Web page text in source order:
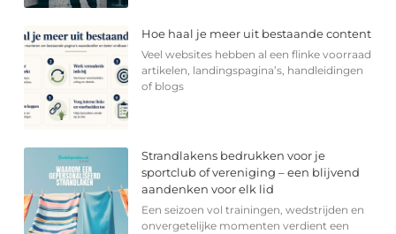
Hoe haal je meer uit bestaande content
Veel websites hebben al een flinke voorraad
artikelen, landingspagina’s, handleidingen
of blogs
Strandlakens bedrukken voor je
sportclub of vereniging – een blijvend
aandenken voor elk lid
Een seizoen vol trainingen, wedstrijden en
onvergetelijke momenten verdient een